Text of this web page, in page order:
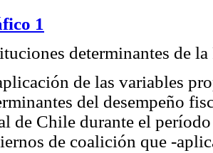
1
determinantes de
de las variables
del desempeño
de Chile durante el
de coalición que -